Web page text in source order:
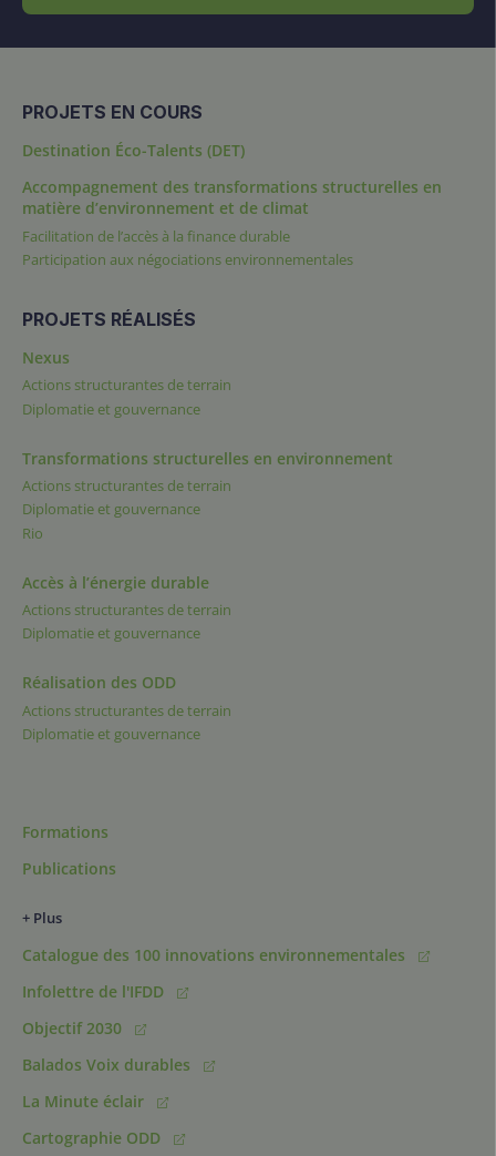
PROJETS EN COURS
Destination Éco-Talents (DET)
Accompagnement des transformations structurelles en
matière d’environnement et de climat
Facilitation de l’accès à la finance durable
Participation aux négociations environnementales
PROJETS RÉALISÉS
Nexus
Actions structurantes de terrain
Diplomatie et gouvernance
Transformations structurelles en environnement
Actions structurantes de terrain
Diplomatie et gouvernance
Rio
Accès à l’énergie durable
Actions structurantes de terrain
Diplomatie et gouvernance
Réalisation des ODD
Actions structurantes de terrain
Diplomatie et gouvernance
Formations
Publications
+ Plus
Catalogue des 100 innovations environnementales
Infolettre de l'IFDD
Objectif 2030
Balados Voix durables
La Minute éclair
Cartographie ODD